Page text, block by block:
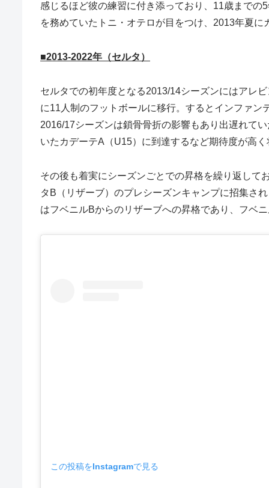
感じるほど彼の練習に付き添っており、11歳まで
を務めていたトニ・オテロが目をつけ、2013年夏
■2013-2022年（セルタ）
セルタでの初年度となる2013/14シーズンにはアレ
に11人制のフットボールに移行。するとインファ
2016/17シーズンは鎖骨骨折の影響もあり出遅れて
いたカデーテA（U15）に到達するなど期待度が高
その後も着実にシーズンごとでの昇格を繰り返して
タB（リザーブ）のプレシーズンキャンプに招集さ
はフベニルBからのリザーブへの昇格であり、フベ
この投稿をInstagramで見る